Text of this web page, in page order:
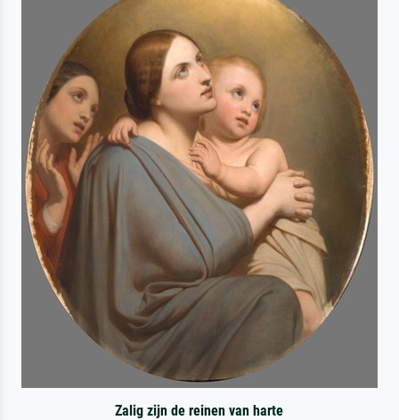
Zalig zijn de reinen van harte